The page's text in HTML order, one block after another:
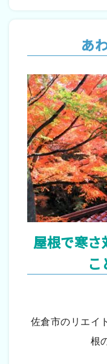
あ
屋根で寒さ
こ
佐倉市のリエイ
根